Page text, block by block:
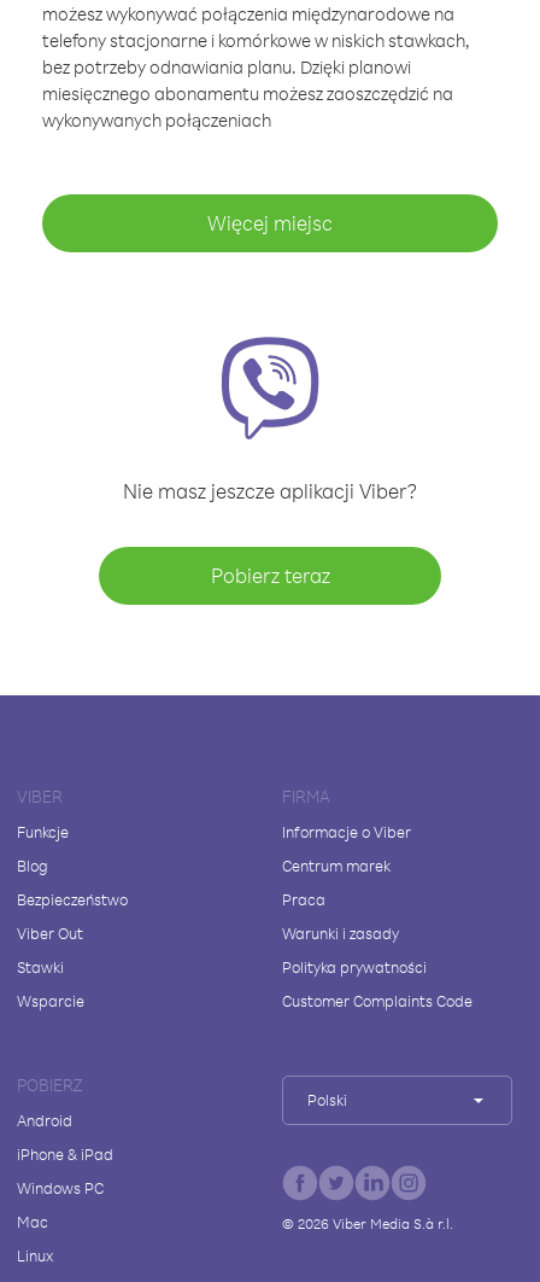
możesz wykonywać połączenia międzynarodowe na
telefony stacjonarne i komórkowe w niskich stawkach,
bez potrzeby odnawiania planu. Dzięki planowi
miesięcznego abonamentu możesz zaoszczędzić na
wykonywanych połączeniach
Więcej miejsc
Nie masz jeszcze aplikacji Viber?
Pobierz teraz
VIBER
Funkcje
Blog
Bezpieczeństwo
Viber Out
Stawki
Wsparcie
FIRMA
Informacje o Viber
Centrum marek
Praca
Warunki i zasady
Polityka prywatności
Customer Complaints Code
POBIERZ
Android
iPhone & iPad
Windows PC
Mac
Linux
Polski
© 2026Viber Media S.à r.l.